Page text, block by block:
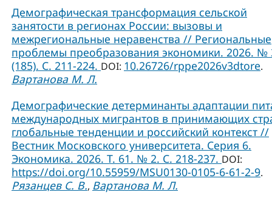
Демографическая трансформация сельской
занятости в регионах России: вызовы и
межрегиональные неравенства // Региональные
проблемы преобразования экономики. 2026. №
(185). С. 211-224. DOI: 10.26726/rppe2026v3dtore.
Вартанова М. Л.
Демографические детерминанты адаптации
международных мигрантов в принимающих
глобальные тенденции и российский контекст //
Вестник Московского университета. Серия 6.
Экономика. 2026. Т. 61. № 2. С. 218-237. DOI:
https://doi.org/10.55959/MSU0130-0105-6-61-2-9.
Рязанцев С. В., Вартанова М. Л.